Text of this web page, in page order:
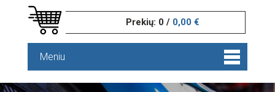
Prekių: 0 / 0,00 €
Meniu